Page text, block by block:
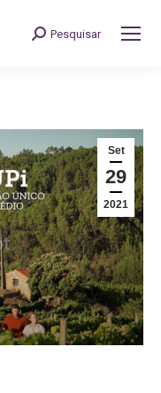
Search:
Pesquisar
Set
29
2021